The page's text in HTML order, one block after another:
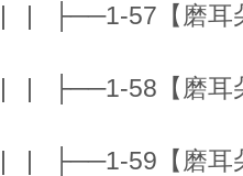
| | ├──1-57【磨耳
| | ├──1-58【磨耳
| | ├──1-59【磨耳